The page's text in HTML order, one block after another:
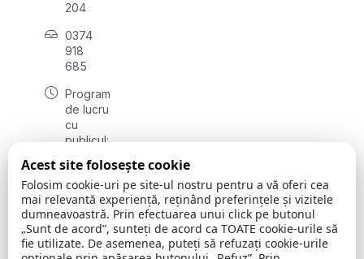
204
0374
918
685
Program
de lucru
cu
publicul:
08:00 -
16:30
, vineri:
08:00 -
14:00
Acest site folosește cookie
Folosim cookie-uri pe site-ul nostru pentru a vă oferi cea
mai relevantă experiență, reținând preferințele și vizitele
dumneavoastră. Prin efectuarea unui click pe butonul
„Sunt de acord”, sunteți de acord ca TOATE cookie-urile să
fie utilizate. De asemenea, puteți să refuzați cookie-urile